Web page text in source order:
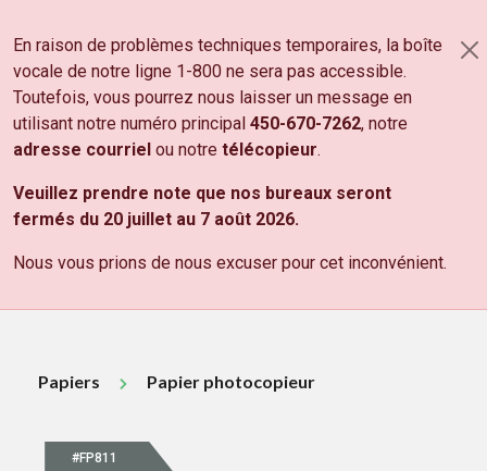
En raison de problèmes techniques temporaires, la boîte
vocale de notre ligne 1-800 ne sera pas accessible.
Toutefois, vous pourrez nous laisser un message en
utilisant notre numéro principal 450-670-7262, notre
adresse courriel ou notre télécopieur.
Veuillez prendre note que nos bureaux seront
fermés du 20 juillet au 7 août 2026.
Nous vous prions de nous excuser pour cet inconvénient.
NOS PRODUITS
PANIER
DÉCOUVREZ NOSPRODUITS
Tous les prix sont sujets à changements sans préavis.
Les prix indiqués sont sujets aux taxes de vente fédérale
et provinciale.
Papiers Papier photocopieur
#FP811